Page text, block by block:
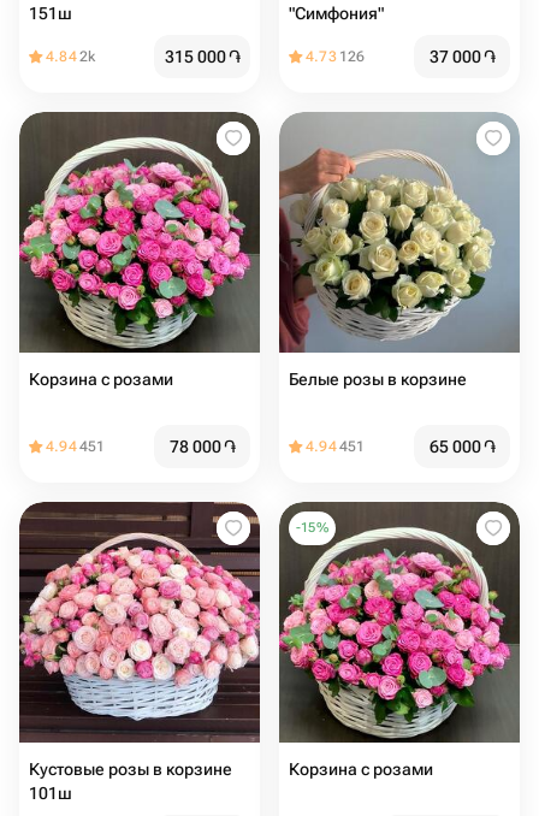
151ш
4.842k 315 000֏
"Симфония"
4.73 126 37 000֏
Корзина с розами
4.94451 78 000֏
Белые розы в корзине
4.94451 65 000֏
Кустовые розы в корзине
101ш
-15%
Корзина с розами